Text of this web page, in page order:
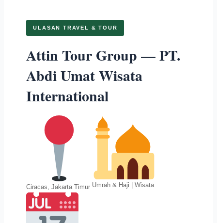
ULASAN TRAVEL & TOUR
Attin Tour Group — PT.
Abdi Umat Wisata
International
Ciracas, Jakarta Timur Umrah & Haji | Wisata